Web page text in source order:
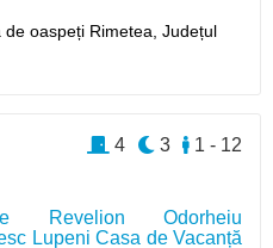
de oaspeți Rimetea,Județul
Revelion Odorheiu
Lupeni Casa de Vacanță
1 - 12
3
4